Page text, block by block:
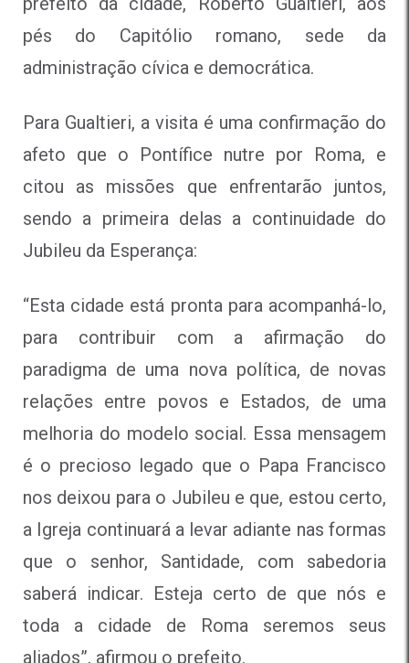
pés do Capitólio romano, sede da
administração cívica e democrática.
Para Gualtieri, a visita é uma confirmação do
afeto que o Pontífice nutre por Roma, e
citou as missões que enfrentarão juntos,
sendo a primeira delas a continuidade do
Jubileu da Esperança:
“Esta cidade está pronta para acompanhá-lo,
para contribuir com a afirmação do
paradigma de uma nova política, de novas
relações entre povos e Estados, de uma
melhoria do modelo social. Essa mensagem
é o precioso legado que o Papa Francisco
nos deixou para o Jubileu e que, estou certo,
a Igreja continuará a levar adiante nas formas
que o senhor, Santidade, com sabedoria
saberá indicar. Esteja certo de que nós e
toda a cidade de Roma seremos seus
aliados”, afirmou o prefeito.